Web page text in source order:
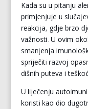
Kada su u pitanju
primjenjuje u
reakcija, gdje brzo
važnosti. U ovim
smanjenja
spriječiti razvoj
dišnih puteva i
U liječenju
koristi kao dio